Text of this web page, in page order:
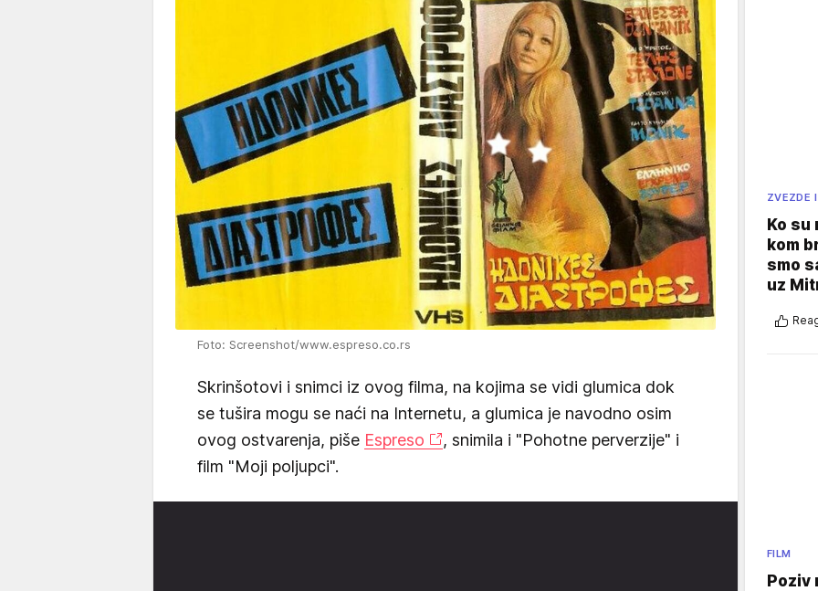
Foto: Screenshot/www.espreso.co.rs
Skrinšotovi i snimci iz ovog filma, na kojima se vidi glumica dok
se tušira mogu se naći na Internetu, a glumica je navodno osim
ovog ostvarenja, piše Espreso
, snimila i "Pohotne perverzije" i
film "Moji poljupci".
ZVEZDE
Ko su
kom
smo
uz
FILM
Poziv